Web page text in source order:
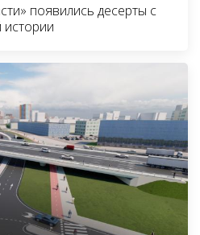
появились десерты с
истории